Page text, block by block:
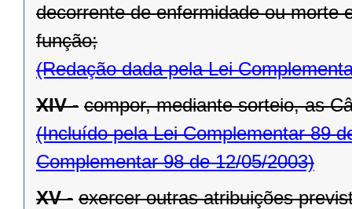
decorrente de enfermidade ou morte
função;
(Redação dada pela Lei
XIV - compor, mediante sorteio, as
(Incluído pela Lei Complementar 89
Complementar 98 de 12/05/2003)
XV - exercer outras atribuições